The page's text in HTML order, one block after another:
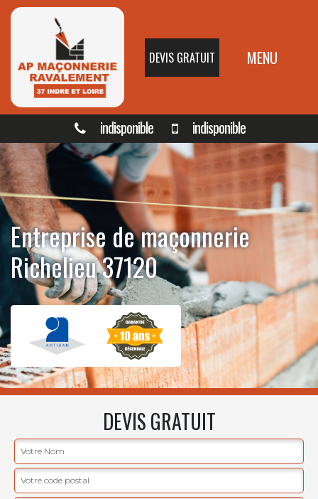
DEVIS GRATUIT MENU
indisponible indisponible
Entreprise de maçonnerie
Richelieu 37120
DEVIS GRATUIT